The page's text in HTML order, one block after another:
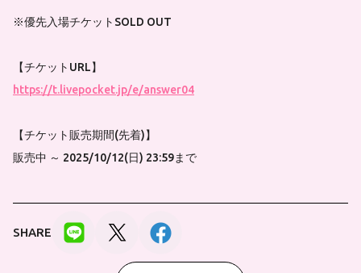
※優先入場チケットSOLD OUT
【チケットURL】
https://t.livepocket.jp/e/answer04
【チケット販売期間(先着)】
販売中 ～ 2025/10/12(日) 23:59まで
SHARE